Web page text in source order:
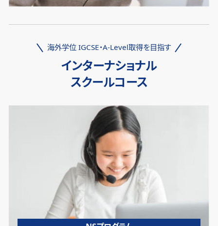
海外学位 IGCSE・A-Level取得を目指す
インターナショナル
スクールコース